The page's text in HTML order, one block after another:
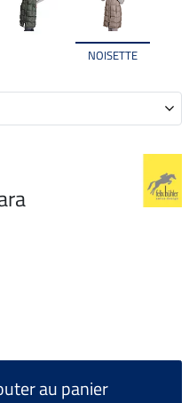
NOISETTE
au panier